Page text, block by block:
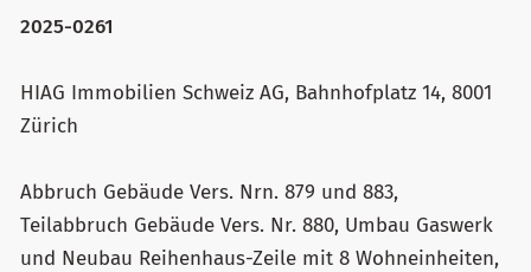
2025-0261
HIAG Immobilien Schweiz AG, Bahnhofplatz 14, 8001
Zürich
Abbruch Gebäude Vers. Nrn. 879 und 883,
Teilabbruch Gebäude Vers. Nr. 880, Umbau Gaswerk
und Neubau Reihenhaus-Zeile mit 8 Wohneinheiten,